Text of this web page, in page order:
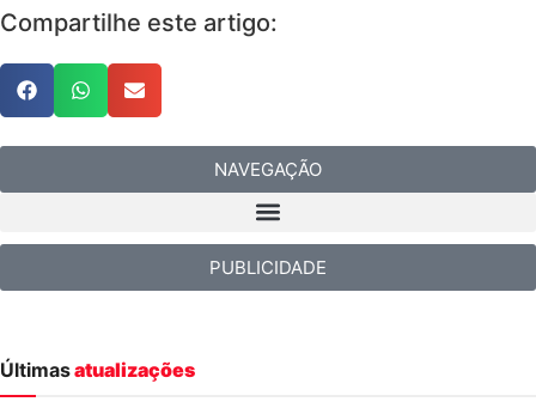
Compartilhe este artigo:
NAVEGAÇÃO
PUBLICIDADE
Últimasatualizações